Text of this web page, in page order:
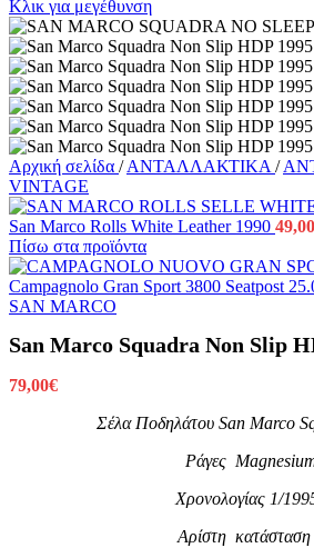
Κλικ για μεγέθυνση
Αρχική σελίδα / ΑΝΤΑΛΛΑΚΤΙΚΑ /
VINTAGE
San Marco Rolls White Leather 1990 49,00
Πίσω στα προϊόντα
Campagnolo Gran Sport 3800 Seatpost
SAN MARCO
San Marco Squadra Non Slip
79,00€
Σέλα Ποδηλάτου San Marco
Ράγες
Χρονολογίας 1/
Αρίστη